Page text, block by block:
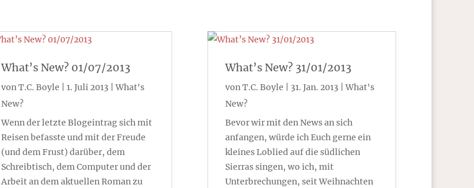
What’s New? 01/07/2013
vonT.C. Boyle 1. Juli 2013 |What's
New?
Wenn der letzte Blogeintrag sich mit
Reisen befasste und mit der Freude
(und dem Frust) darüber, dem
Schreibtisch, dem Computer und der
Arbeit an dem aktuellen Roman zu
What’s New? 31/01/2013
vonT.C. Boyle 31. Jan. 2013 |What's
New?
Bevor wir mit den News an sich
anfangen, würde ich Euch gerne ein
kleines Loblied auf die südlichen
Sierras singen, wo ich, mit
Unterbrechungen, seit Weihnachten